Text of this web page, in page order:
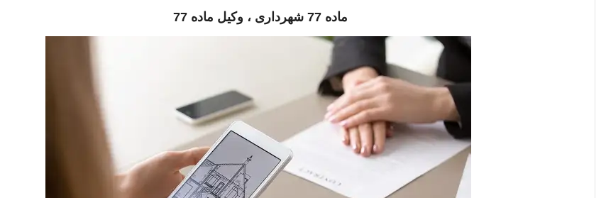
ماده 77 شهرداری ، وکیل ماده 77